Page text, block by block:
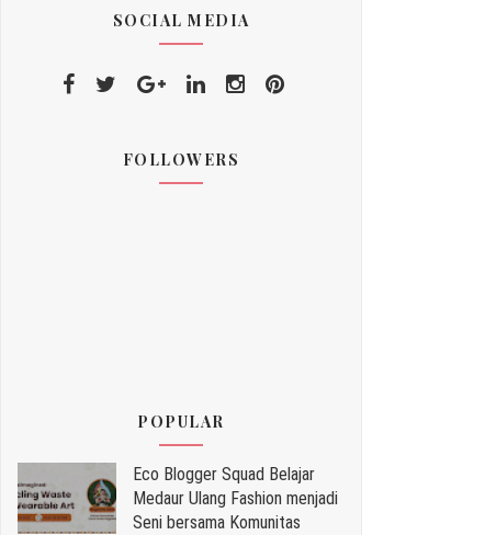
SOCIAL MEDIA
FOLLOWERS
POPULAR
Eco Blogger Squad Belajar
Medaur Ulang Fashion menjadi
Seni bersama Komunitas